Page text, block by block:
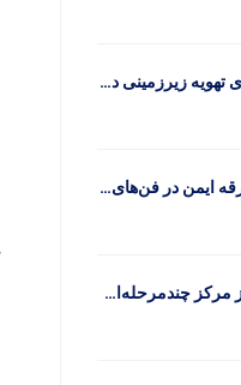
فن معدنی برای تهویه زیرزمینی در مسافت طولانی
طراحی ضدجرقه ایمن در فن‌های کمکی تهویه معدن زیرزمینی
فن‌های گریز از مرکز چندمرحله‌ای: اصل کار و کاربردها